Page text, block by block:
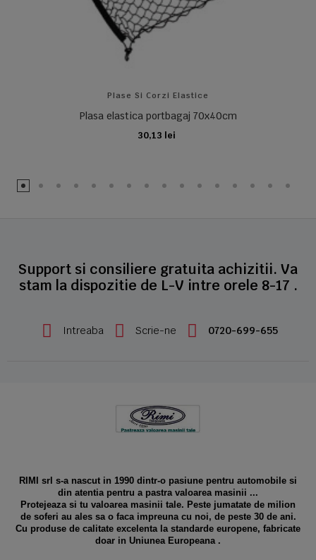
Plase Si Corzi Elastice
Plasa elastica portbagaj 70x40cm
30,13 lei
ADAUGA IN COS
Support si consiliere gratuita achizitii. Va
stam la dispozitie de L-V intre orele 8-17 .
Intreaba Scrie-ne 0720-699-655
RIMI srl s-a nascut in 1990 dintr-o pasiune pentru automobile si
din atentia pentru a pastra valoarea masinii ...
Protejeaza si tu valoarea masinii tale. Peste jumatate de milion
de soferi au ales sa o faca impreuna cu noi, de peste 30 de ani.
Cu produse de calitate excelenta la standarde europene, fabricate
doar in Uniunea Europeana .